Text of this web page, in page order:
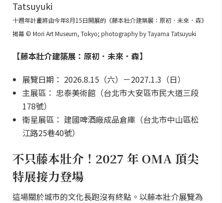
十週年計畫將由今年8月15日開展的《藤本壯介建築展：原初．未來．森》
揭幕 © Mori Art Museum, Tokyo; photography by Tayama Tatsuyuki
【藤本壯介建築展：原初．未來．森】
展覽日期： 2026.8.15（六）－2027.1.3（日）
主展區： 忠泰美術館（台北市大安區市民大道三段
178號）
衛星展區： 建國啤酒廠成品倉庫（台北市中山區松
江路25巷40號）
不只藤本壯介！2027 年 OMA 頂尖
特展接力登場
這場關於城市的文化長跑沒有終點。以藤本壯介展覽為